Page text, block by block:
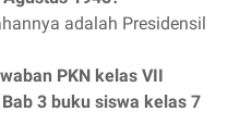
adalah Presidensil
PKN kelas VII
3 buku siswa kelas 7